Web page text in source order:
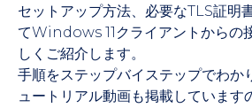
セットアップ方法、必要なTLS証明
てWindows 11クライアントからの
しくご紹介します。
手順をステップバイステップでわか
ュートリアル動画も掲載しています